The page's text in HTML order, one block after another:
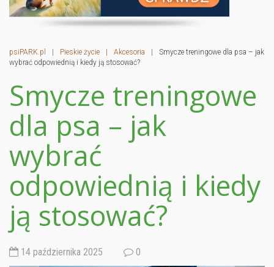
psiPARK.pl | Pieskie życie | Akcesoria |
Smycze treningowe dla psa – jak
wybrać odpowiednią i kiedy ją stosować?
Smycze treningowe
dla psa – jak
wybrać
odpowiednią i kiedy
ją stosować?
14 października 2025 0